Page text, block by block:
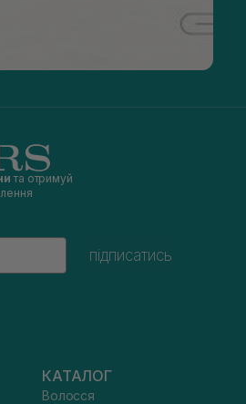
та отримуй
підписатись
КАТАЛОГ
Волосся